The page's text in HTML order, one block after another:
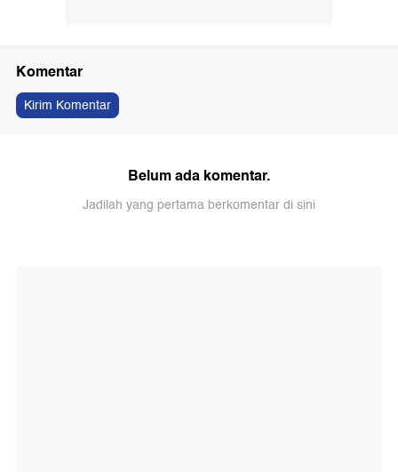
Komentar
Kirim Komentar
Belum ada komentar.
Jadilah yang pertama berkomentar di sini